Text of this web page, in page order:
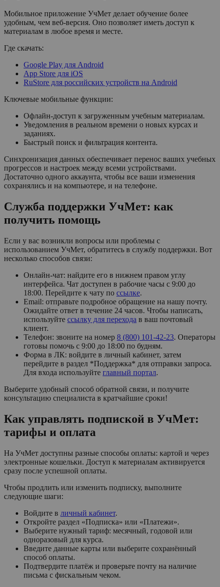
Мобильное приложение УчМет делает обучение более
удобным, чем веб-версия. Оно позволяет иметь доступ к
материалам в любое время и месте.
Где скачать:
Google Play для Android
App Store для iOS
RuStore для российских устройств на Android
Ключевые мобильные функции:
Офлайн-доступ к загруженным учебным материалам.
Уведомления в реальном времени о новых курсах и
заданиях.
Быстрый поиск и фильтрация контента.
Синхронизация данных обеспечивает перенос ваших учебных
прогрессов и настроек между всеми устройствами.
Достаточно одного аккаунта, чтобы все ваши изменения
сохранялись и на компьютере, и на телефоне.
Служба поддержки УчМет: как
получить помощь
Если у вас возникли вопросы или проблемы с
использованием УчМет, обратитесь в службу поддержки. Вот
несколько способов связи:
Онлайн-чат: найдите его в нижнем правом углу
интерфейса. Чат доступен в рабочие часы с 9:00 до
18:00. Перейдите к чату по ссылке.
Email: отправьте подробное обращение на нашу почту.
Ожидайте ответ в течение 24 часов. Чтобы написать,
используйте ссылку для перехода в ваш почтовый
клиент.
Телефон: звоните на номер 8 (800) 101-42-23. Операторы
готовы помочь с 9:00 до 18:00 по будням.
Форма в ЛК: войдите в личный кабинет, затем
перейдите в раздел *Поддержка* для отправки запроса.
Для входа используйте главный портал.
Выберите удобный способ обратной связи, и получите
консультацию специалиста в кратчайшие сроки!
Как управлять подпиской в УчМет:
тарифы и оплата
На УчМет доступны разные способы оплаты: картой и через
электронные кошельки. Доступ к материалам активируется
сразу после успешной оплаты.
Чтобы продлить или изменить подписку, выполните
следующие шаги:
Войдите в личный кабинет.
Откройте раздел «Подписка» или «Платежи».
Выберите нужный тариф: месячный, годовой или
одноразовый для курса.
Введите данные карты или выберите сохранённый
способ оплаты.
Подтвердите платёж и проверьте почту на наличие
письма с фискальным чеком.